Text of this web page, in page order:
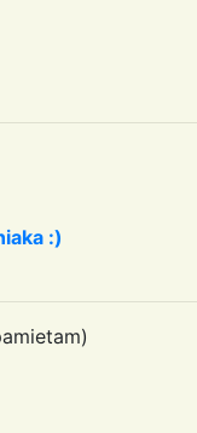
:)